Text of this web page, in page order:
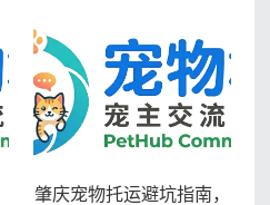
肇庆宠物托运避坑指南，